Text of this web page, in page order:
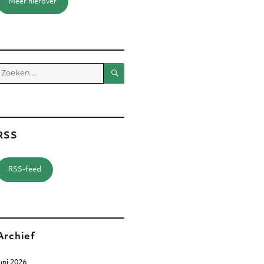
Meer hierover
Zoeken
RSS-feed